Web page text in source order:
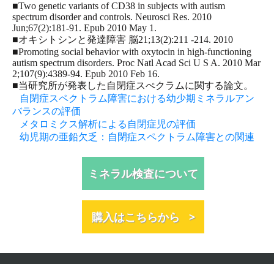
■Two genetic variants of CD38 in subjects with autism
spectrum disorder and controls. Neurosci Res. 2010
Jun;67(2):181-91. Epub 2010 May 1.
■オキシトシンと発達障害 脳21;13(2):211 -214. 2010
■Promoting social behavior with oxytocin in high-functioning
autism spectrum disorders. Proc Natl Acad Sci U S A. 2010 Mar
2;107(9):4389-94. Epub 2010 Feb 16.
■当研究所が発表した自閉症スぺクラムに関する論文。
自閉症スペクトラム障害における幼少期ミネラルアン
バランスの評価
メタロミクス解析による自閉症児の評価
幼児期の亜鉛欠乏：自閉症スペクトラム障害との関連
ミネラル検査について
購入はこちらから >